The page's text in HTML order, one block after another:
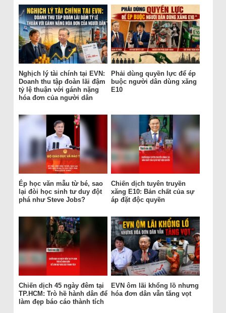
Nghịch lý tài chính tại EVN:
Doanh thu tập đoàn lãi đậm
tỷ lệ thuận với gánh nặng
hóa đơn của người dân
Phải dùng quyền lực để ép
buộc người dân dùng xăng
E10
Ép học văn mẫu từ bé, sao
lại đòi học sinh tư duy đột
phá như Steve Jobs?
Chiến dịch tuyên truyền
xăng E10: Bản chất của sự
áp đặt độc quyền
Chiến dịch 45 ngày đêm tại
TP.HCM: Trò hề hành dân để
làm đẹp báo cáo thành tích
EVN ôm lãi khổng lồ nhưng
hóa đơn dân vẫn tăng vọt